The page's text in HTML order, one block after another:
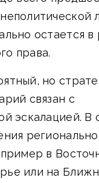
остается в
права.
но
связан с
эскалацией. В
в
или на